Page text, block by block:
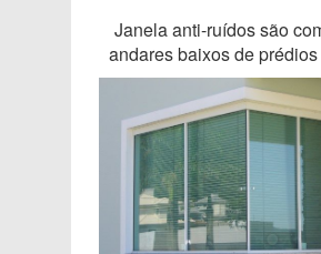
Janela anti-ruídos são
andares baixos de